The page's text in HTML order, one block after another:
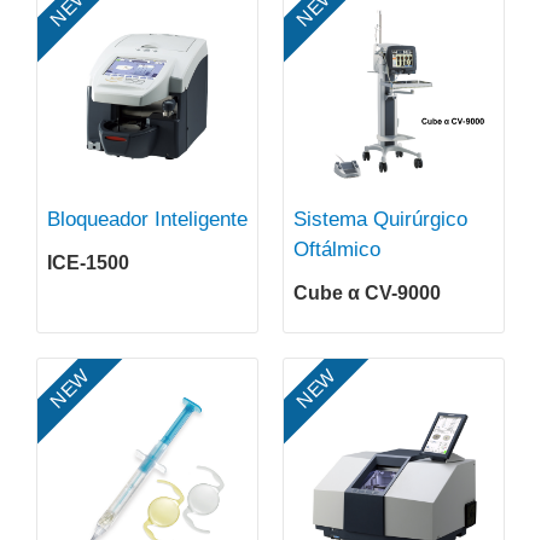
Bloqueador Inteligente
ICE-1500
Sistema Quirúrgico
Oftálmico
Cube α CV-9000
NEW NEW